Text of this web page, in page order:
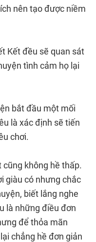
nên tạo được niềm
Kết đều sẽ quan sát
tình cảm họ lại
bắt đầu một mối
là xác định sẽ tiến
chơi.
cũng không hề thấp.
giàu có nhưng chắc
biết lắng nghe
là những điều đơn
để thỏa mãn
chẳng hề đơn giản